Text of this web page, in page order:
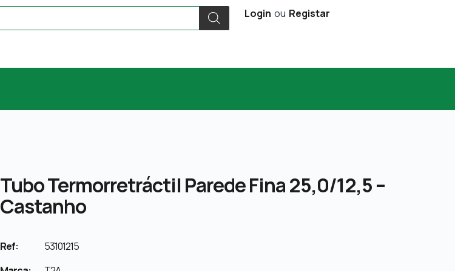
Login ou Registar
Tubo Termorretráctil Parede Fina 25,0/12,5 –
Castanho
Ref:
53101215